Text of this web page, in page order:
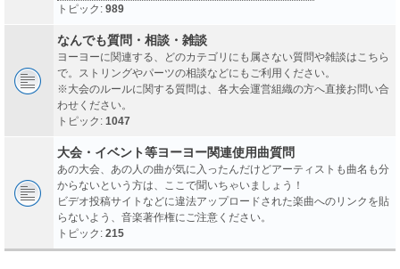
トピック: 989
なんでも質問・相談・雑談
ヨーヨーに関連する、どのカテゴリにも属さない質問や雑談はこちら
で。ストリングやパーツの相談などにもご利用ください。
※大会のルールに関する質問は、各大会運営組織の方へ直接お問い合
わせください。
トピック: 1047
大会・イベント等ヨーヨー関連使用曲質問
あの大会、あの人の曲が気に入ったんだけどアーティストも曲名も分
からないという方は、ここで聞いちゃいましょう！
ビデオ投稿サイトなどに違法アップロードされた楽曲へのリンクを貼
らないよう、音楽著作権にご注意ください。
トピック: 215